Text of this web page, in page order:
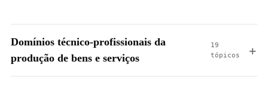
Domínios técnico-profissionais da
produção de bens e serviços
19
tópicos